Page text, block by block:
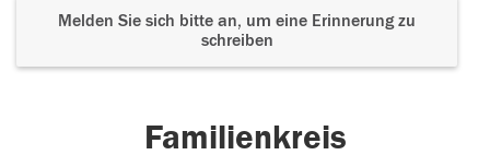
Melden Sie sich bitte an, um eine Erinnerung zu
schreiben
Familienkreis